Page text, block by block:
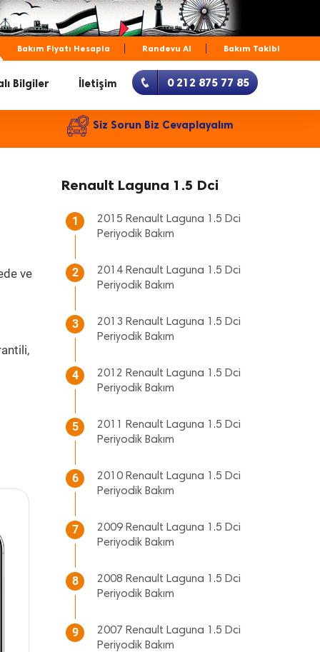
Bakım Fiyatı Hesapla Randevu Al Bakım Takibi
Bilgiler İletişim 0 212 875 77 85
Siz Sorun Biz Cevaplayalım
ve
Renault Laguna 1.5 Dci
1
2015 Renault Laguna 1.5 Dci
Periyodik Bakım
2
2014 Renault Laguna 1.5 Dci
Periyodik Bakım
3
2013 Renault Laguna 1.5 Dci
Periyodik Bakım
4
2012 Renault Laguna 1.5 Dci
Periyodik Bakım
5
2011 Renault Laguna 1.5 Dci
Periyodik Bakım
6
2010 Renault Laguna 1.5 Dci
Periyodik Bakım
7
2009 Renault Laguna 1.5 Dci
Periyodik Bakım
8
2008 Renault Laguna 1.5 Dci
Periyodik Bakım
9
2007 Renault Laguna 1.5 Dci
Periyodik Bakım